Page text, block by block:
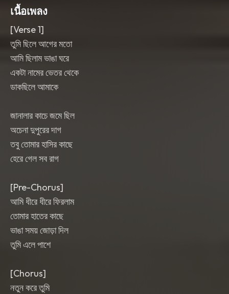
เนื้อเพลง
[Verse 1]
তুমি ছিলে আগের মতো
আমি ছিলাম ভাঙা ঘরে
একটা নামের ভেতর থেকে
ডাকছিলে আমাকে
জানালার কাচে জমে ছিল
অচেনা দুপুরের দাগ
তবু তোমার হাসির কাছে
হেরে গেল সব রাগ
[Pre-Chorus]
আমি ধীরে ধীরে ফিরলাম
তোমার হাতের কাছে
ভাঙা সময় জোড়া দিল
তুমি এলে পাশে
[Chorus]
নতুন করে তুমি